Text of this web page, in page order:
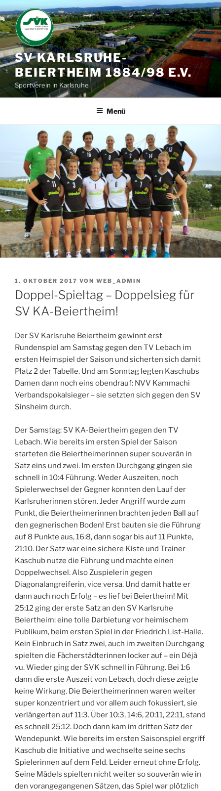
Zum
Inhalt
springen
SV KARLSRUHE-
BEIERTHEIM 1884/98 E.V.
Sportverein in Karlsruhe
Menü
VERÖFFENTLICHT
AM
1. OKTOBER 2017 VON WEB_ADMIN
Doppel-Spieltag – Doppelsieg für
SV KA-Beiertheim!
Der SV Karlsruhe Beiertheim gewinnt erst
Rundenspiel am Samstag gegen den TV Lebach im
ersten Heimspiel der Saison und sicherten sich damit
Platz 2 der Tabelle. Und am Sonntag legten Kaschubs
Damen dann noch eins obendrauf: NVV Kammachi
Verbandspokalsieger – sie setzten sich gegen den SV
Sinsheim durch.
Der Samstag: SV KA-Beiertheim gegen den TV
Lebach. Wie bereits im ersten Spiel der Saison
starteten die Beiertheimerinnen super souverän in
Satz eins und zwei. Im ersten Durchgang gingen sie
schnell in 10:4 Führung. Weder Auszeiten, noch
Spielerwechsel der Gegner konnten den Lauf der
Karlsruherinnen stören. Jeder Angriff wurde zum
Punkt, die Beiertheimerinnen brachten jeden Ball auf
den gegnerischen Boden! Erst bauten sie die Führung
auf 8 Punkte aus, 16:8, dann sogar bis auf 11 Punkte,
21:10. Der Satz war eine sichere Kiste und Trainer
Kaschub nutze die Führung und machte einen
Doppelwechsel. Also Zuspielerin gegen
Diagonalangreiferin, vice versa. Und damit hatte er
dann auch noch Erfolg – es lief bei Beiertheim! Mit
25:12 ging der erste Satz an den SV Karlsruhe
Beiertheim: eine tolle Darbietung vor heimischem
Publikum, beim ersten Spiel in der Friedrich List-Halle.
Kein Einbruch in Satz zwei, auch im zweiten Durchgang
spielten die Fächerstädterinnen locker auf – ein Déjà
vu. Wieder ging der SVK schnell in Führung. Bei 1:6
dann die erste Auszeit von Lebach, doch diese zeigte
keine Wirkung. Die Beiertheimerinnen waren weiter
super konzentriert und vor allem auch fokussiert, sie
verlängerten auf 11:3. Über 10:3, 14:6, 20:11, 22:11, stand
es schnell 25:12. Doch dann kam im dritten Satz der
Wendepunkt. Wie bereits im ersten Saisonspiel ergriff
Kaschub die Initiative und wechselte seine sechs
Spielerinnen auf dem Feld. Leider erneut ohne Erfolg.
Seine Mädels spielten nicht weiter so souverän wie in
den vorangegangenen Sätzen, das Spiel war plötzlich